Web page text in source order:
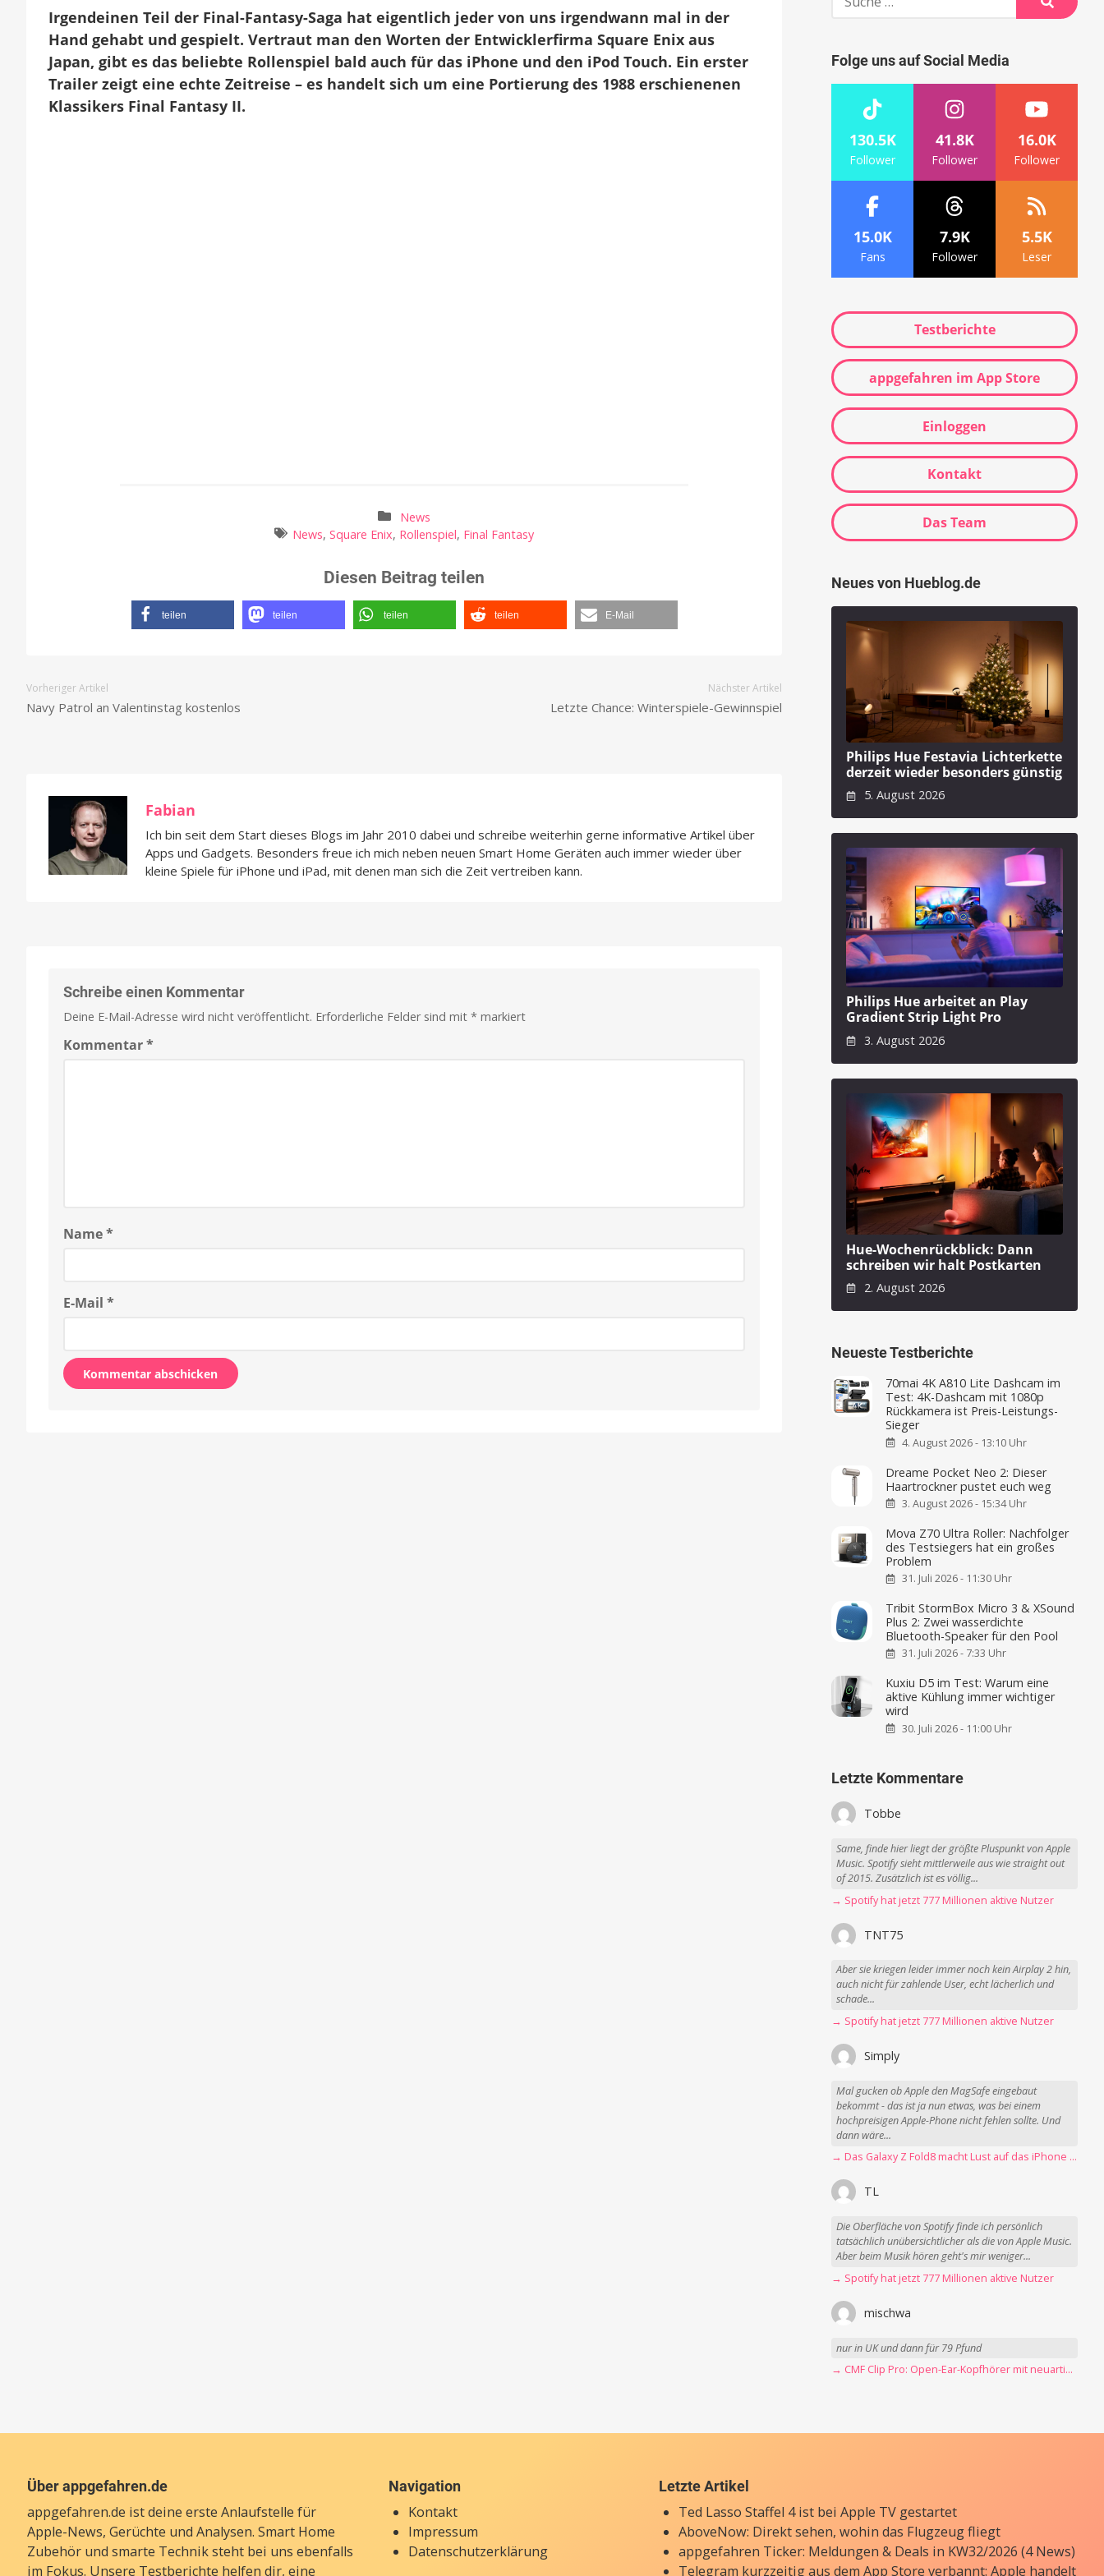
Irgendeinen Teil der Final-Fantasy-Saga hat eigentlich jeder von uns irgendwann mal in der
Hand gehabt und gespielt. Vertraut man den Worten der Entwicklerfirma Square Enix aus
Japan, gibt es das beliebte Rollenspiel bald auch für das iPhone und den iPod Touch. Ein erster
Trailer zeigt eine echte Zeitreise – es handelt sich um eine Portierung des 1988 erschienenen
Klassikers Final Fantasy II.
News
News, Square Enix, Rollenspiel, Final Fantasy
Diesen Beitrag teilen
teilen teilen teilen teilen E-Mail
Vorheriger Artikel
Navy Patrol an Valentinstag kostenlos
Nächster Artikel
Letzte Chance: Winterspiele-Gewinnspiel
Fabian
Ich bin seit dem Start dieses Blogs im Jahr 2010 dabei und schreibe weiterhin gerne informative Artikel über
Apps und Gadgets. Besonders freue ich mich neben neuen Smart Home Geräten auch immer wieder über
kleine Spiele für iPhone und iPad, mit denen man sich die Zeit vertreiben kann.
Schreibe einen Kommentar
Deine E-Mail-Adresse wird nicht veröffentlicht. Erforderliche Felder sind mit * markiert
Kommentar*
Name*
E-Mail *
Suche
Folge uns auf Social Media
130.5K
Follower
41.8K
Follower
16.0K
Follower
15.0K
Fans
7.9K
Follower
5.5K
Leser
Testberichte
appgefahren im App Store
Einloggen
Kontakt
Das Team
Neues von Hueblog.de
Philips Hue Festavia Lichterkette
derzeit wieder besonders günstig
5. August 2026
Philips Hue arbeitet an Play
Gradient Strip Light Pro
3. August 2026
Hue-Wochenrückblick: Dann
schreiben wir halt Postkarten
2. August 2026
Neueste Testberichte
70mai 4K A810 Lite Dashcam im
Test: 4K-Dashcam mit 1080p
Rückkamera ist Preis-Leistungs-
Sieger
4. August 2026 - 13:10 Uhr
Dreame Pocket Neo 2: Dieser
Haartrockner pustet euch weg
3. August 2026 - 15:34 Uhr
Mova Z70 Ultra Roller: Nachfolger
des Testsiegers hat ein großes
Problem
31. Juli 2026 - 11:30 Uhr
Tribit StormBox Micro 3 & XSound
Plus 2: Zwei wasserdichte
Bluetooth-Speaker für den Pool
31. Juli 2026 - 7:33 Uhr
Kuxiu D5 im Test: Warum eine
aktive Kühlung immer wichtiger
wird
30. Juli 2026 - 11:00 Uhr
Letzte Kommentare
Tobbe
Same, finde hier liegt der größte Pluspunkt von Apple
Music. Spotify sieht mittlerweile aus wie straight out
of 2015. Zusätzlich ist es völlig...
→ Spotify hat jetzt 777 Millionen aktive Nutzer
TNT75
Aber sie kriegen leider immer noch kein Airplay 2 hin,
auch nicht für zahlende User, echt lächerlich und
schade...
→ Spotify hat jetzt 777 Millionen aktive Nutzer
Simply
Mal gucken ob Apple den MagSafe eingebaut
bekommt - das ist ja nun etwas, was bei einem
hochpreisigen Apple-Phone nicht fehlen sollte. Und
dann wäre...
→ Das Galaxy Z Fold8 macht Lust auf das iPhone Ultra
TL
Die Oberfläche von Spotify finde ich persönlich
tatsächlich unübersichtlicher als die von Apple Music.
Aber beim Musik hören geht's mir weniger...
→ Spotify hat jetzt 777 Millionen aktive Nutzer
mischwa
nur in UK und dann für 79 Pfund
→ CMF Clip Pro: Open-Ear-Kopfhörer mit neuartigem Design und starkem Sound
Über appgefahren.de
appgefahren.de ist deine erste Anlaufstelle für
Apple-News, Gerüchte und Analysen. Smart Home
Zubehör und smarte Technik steht bei uns ebenfalls
im Fokus. Unsere Testberichte helfen dir, eine
Navigation
Kontakt
Impressum
Datenschutzerklärung
Letzte Artikel
Ted Lasso Staffel 4 ist bei Apple TV gestartet
AboveNow: Direkt sehen, wohin das Flugzeug fliegt
appgefahren Ticker: Meldungen & Deals in KW32/2026 (4 News)
Telegram kurzzeitig aus dem App Store verbannt: Apple handelt